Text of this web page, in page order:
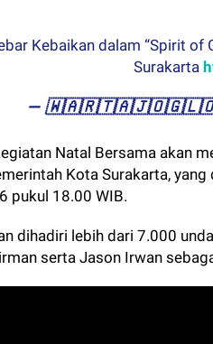
Kebaikan dalam “Spirit of
Surakarta
— ​🇼​​🇦​​🇷​​🇹​​🇦​​🇯​​🇴​​🇬​​🇱​​🇴
Natal Bersama akan
Kota Surakarta,
pukul 18.00 WIB.
dihadiri lebih dari 7.000
serta Jason Irwan